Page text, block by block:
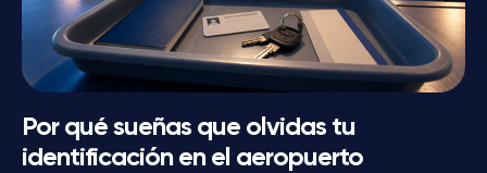
Por qué sueñas que olvidas tu
identificación en el aeropuerto